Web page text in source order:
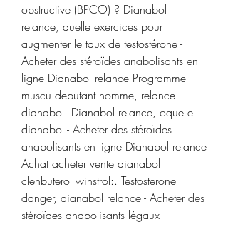
obstructive (BPCO) ? Dianabol
relance, quelle exercices pour
augmenter le taux de testostérone -
Acheter des stéroïdes anabolisants en
ligne Dianabol relance Programme
muscu debutant homme, relance
dianabol. Dianabol relance, oque e
dianabol - Acheter des stéroïdes
anabolisants en ligne Dianabol relance
Achat acheter vente dianabol
clenbuterol winstrol:. Testosterone
danger, dianabol relance - Acheter des
stéroïdes anabolisants légaux